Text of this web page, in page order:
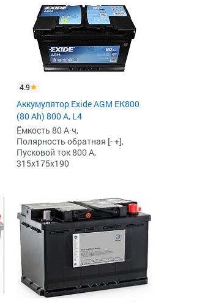
4.9
Аккумулятор Exide AGM EK800
(80 Ah) 800 А, L4
Ёмкость 80 А·ч,
Полярность обратная [- +],
Пусковой ток 800 А,
315x175x190